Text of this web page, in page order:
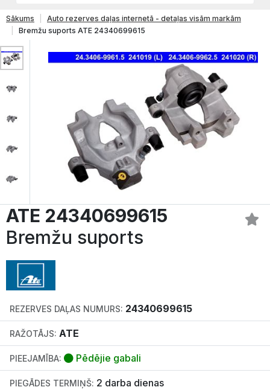
Sākums
Auto rezerves daļas internetā - detaļas visām markām
Bremžu suports ATE 24340699615
ATE 24340699615
Bremžu suports
REZERVES DAĻAS NUMURS: 24340699615
RAŽOTĀJS: ATE
PIEEJAMĪBA: Pēdējie gabali
PIEGĀDES TERMIŅŠ: 2 darba dienas